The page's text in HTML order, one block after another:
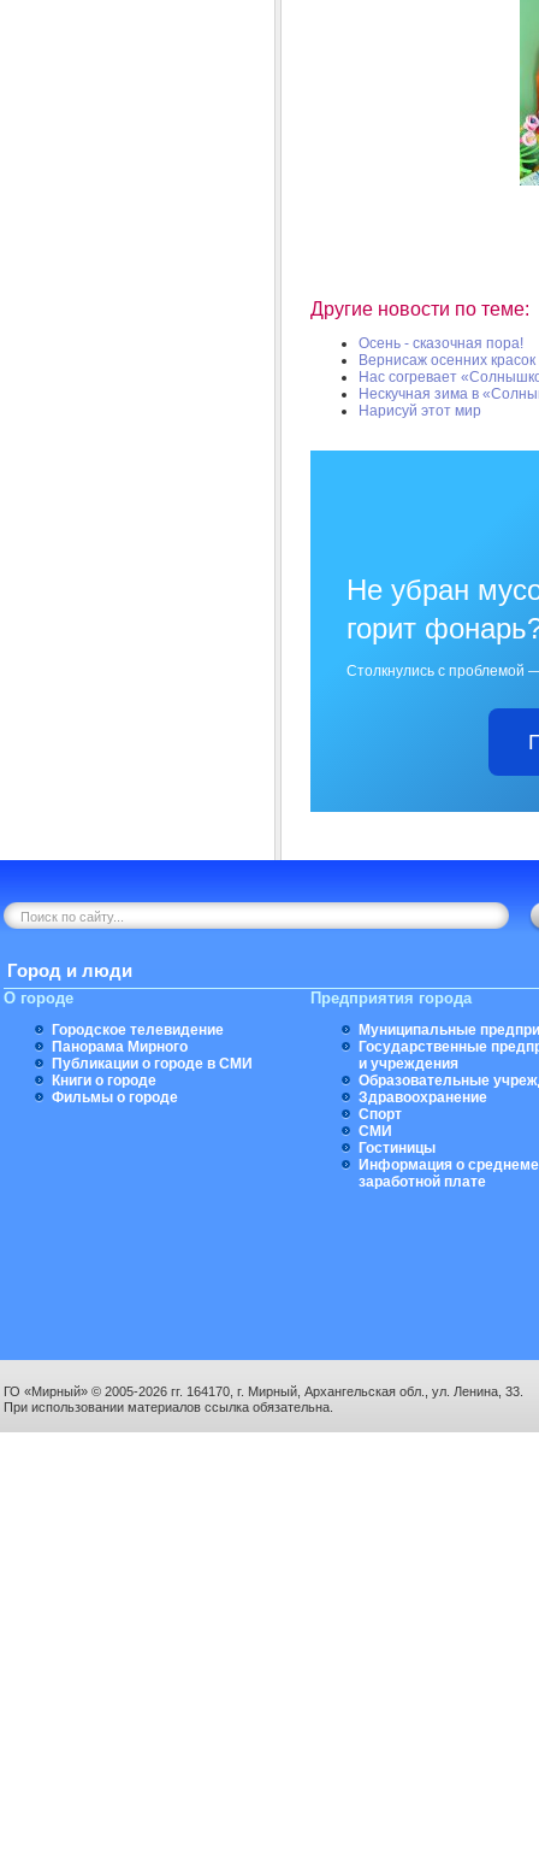
Другие новости по теме:
Осень - сказочная пора!
Вернисаж осенних красок
Нас согревает
Нескучная зима в
Нарисуй этот мир
Не убран
горит
Столкнулись с проблемой
Город и люди
О городе
Городское телевидение
Панорама Мирного
Публикации о городе в СМИ
Книги о городе
Фильмы о городе
Предприятия города
Муниципальные
Государственные
и учреждения
Образовательные
Здравоохранение
Спорт
СМИ
Гостиницы
Информация о
заработной плате
ГО «Мирный» © 2005-2026 гг. 164170, г. Мирный, Архангельская обл., ул. Ленина, 33.
При использовании материалов ссылка обязательна.